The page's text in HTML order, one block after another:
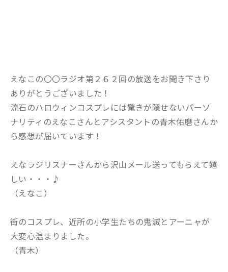
えなこの〇〇ラジオ第２６２回の放送をお聞き下さり
ありがとうございました！
流石のハロウィンコスプレには驚きが隠せないパーソ
ナリティのえなこさんとアシスタントの青木佑磨さんか
ら感想が届いています！
えなラジリスナーさんから沢山メール送ってもらえて嬉
しい・・・♪
（えなこ）
街のコスプレ、近所の小学生たちの鬼滅とアーニャが
大変心温まりました。
（青木）